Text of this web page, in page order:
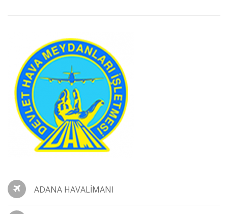
ADANA HAVALİMANI